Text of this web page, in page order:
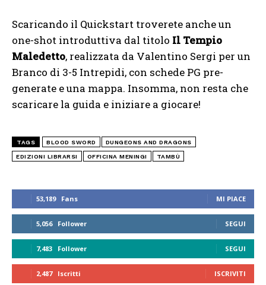
53,189 Fans MI PIACE
5,056 Follower SEGUI
7,483 Follower SEGUI
2,487 Iscritti ISCRIVITI
Scaricando il Quickstart troverete anche un
one-shot introduttiva dal titolo Il Tempio
Maledetto, realizzata da Valentino Sergi per un
Branco di 3-5 Intrepidi, con schede PG pre-
generate e una mappa. Insomma, non resta che
scaricare la guida e iniziare a giocare!
TAGS BLOOD SWORD DUNGEONS AND DRAGONS
EDIZIONI LIBRARSI OFFICINA MENINGI TAMBÙ